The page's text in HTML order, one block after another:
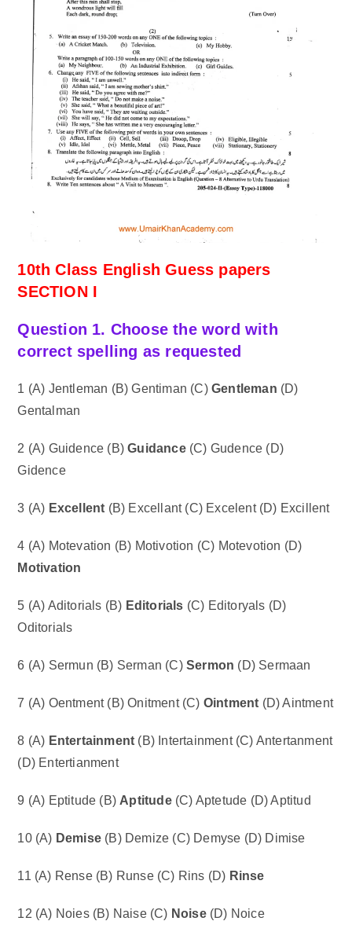
10th Class English Guess papers
SECTION I
Question 1. Choose the word with
correct spelling as requested
1 (A) Jentleman (B) Gentiman (C)Gentleman (D)
Gentalman
2 (A) Guidence (B)Guidance(C) Gudence (D)
Gidence
3 (A) Excellent (B) Excellant (C) Excelent (D) Excillent
4 (A) Motevation (B) Motivotion (C) Motevotion (D)
Motivation
5 (A) Aditorials (B) Editorials (C) Editoryals (D)
Oditorials
6 (A) Sermun (B) Serman (C)Sermon (D) Sermaan
7 (A) Oentment (B) Onitment (C) Ointment (D) Aintment
8 (A) Entertainment (B) Intertainment (C) Antertanment
(D) Entertianment
9 (A) Eptitude (B) Aptitude(C) Aptetude (D) Aptitud
10 (A) Demise (B) Demize (C) Demyse (D) Dimise
11 (A) Rense (B) Runse (C) Rins (D) Rinse
12 (A) Noies (B) Naise (C) Noise(D) Noice